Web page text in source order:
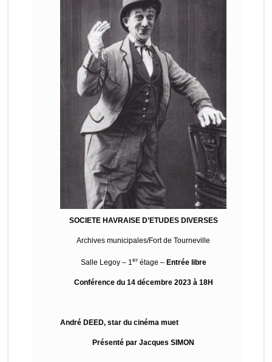
SOCIETE HAVRAISE D’ETUDES DIVERSES
Archives municipales/Fort de Tourneville
Salle Legoy – 1er étage – Entrée libre
Conférence du 14 décembre 2023 à 18H
André DEED, star du cinéma muet
Présenté par Jacques SIMON